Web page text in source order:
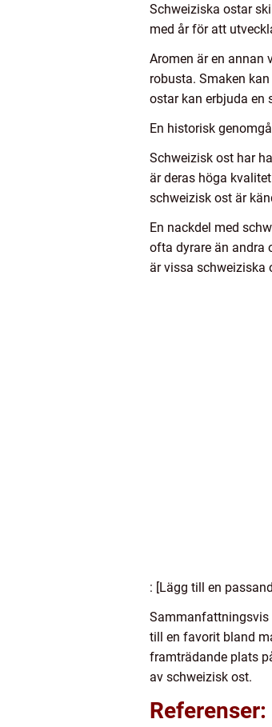
Schweiziska ostar
med år för att
Aromen är en annan
robusta. Smaken
ostar kan erbjuda en
En historisk
Schweizisk ost har
är deras höga
schweizisk ost är
En nackdel med
ofta dyrare än andra
är vissa schweiziska
: [Lägg till en
Sammanfattningsvis
till en favorit bland
framträdande plats
av schweizisk ost.
Referenser: